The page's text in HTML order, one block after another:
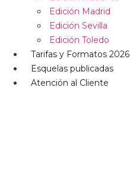
Edición Madrid
Edición Sevilla
Edición Toledo
Tarifas y Formatos 2026
Esquelas publicadas
Atención al Cliente